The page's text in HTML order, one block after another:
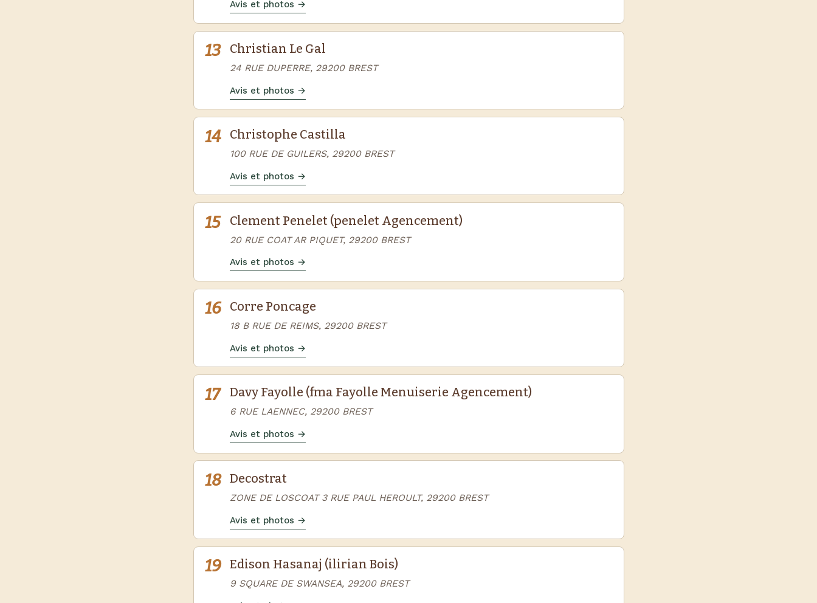
Avis et photos →
13 Christian Le Gal
24 RUE DUPERRE, 29200 BREST
Avis et photos →
14 Christophe Castilla
100 RUE DE GUILERS, 29200 BREST
Avis et photos →
15 Clement Penelet (penelet Agencement)
20 RUE COAT AR PIQUET, 29200 BREST
Avis et photos →
16 Corre Poncage
18 B RUE DE REIMS, 29200 BREST
Avis et photos →
17 Davy Fayolle (fma Fayolle Menuiserie Agencement)
6 RUE LAENNEC, 29200 BREST
Avis et photos →
18 Decostrat
ZONE DE LOSCOAT 3 RUE PAUL HEROULT, 29200 BREST
Avis et photos →
19 Edison Hasanaj (ilirian Bois)
9 SQUARE DE SWANSEA, 29200 BREST